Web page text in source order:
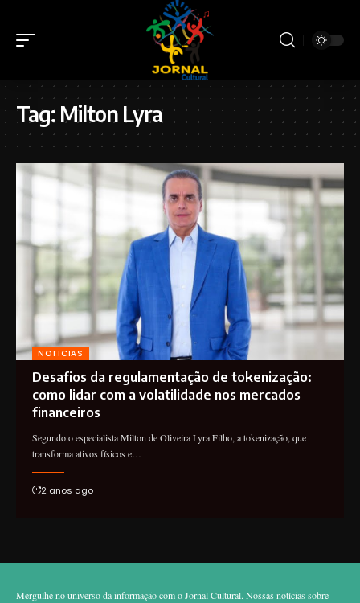
Tag: Milton Lyra
NOTICIAS
Desafios da regulamentação de tokenização:
como lidar com a volatilidade nos mercados
financeiros
Segundo o especialista Milton de Oliveira Lyra Filho, a tokenização, que
transforma ativos físicos e…
2 anos ago
Mergulhe no universo da informação com o Jornal Cultural. Nossas notícias sobre